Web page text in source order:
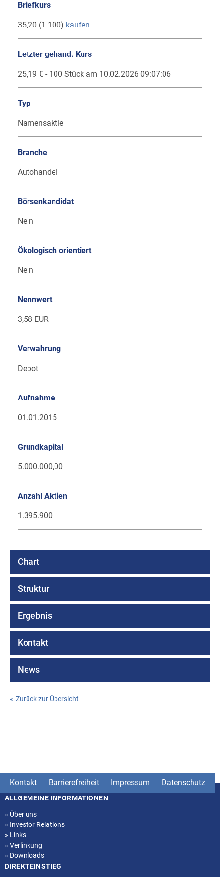
Briefkurs
35,20 (1.100) kaufen
Letzter gehand. Kurs
25,19 € - 100 Stück am 10.02.2026 09:07:06
Typ
Namensaktie
Branche
Autohandel
Börsenkandidat
Nein
Ökologisch orientiert
Nein
Nennwert
3,58 EUR
Verwahrung
Depot
Aufnahme
01.01.2015
Grundkapital
5.000.000,00
Anzahl Aktien
1.395.900
Chart
Struktur
Ergebnis
Kontakt
News
« Zurück zur Übersicht
Kontakt Barrierefreiheit Impressum Datenschutz
Seitenstruktur
ALLGEMEINE INFORMATIONEN
» Über uns
» Investor Relations
» Links
» Verlinkung
» Downloads
DIREKTEINSTIEG